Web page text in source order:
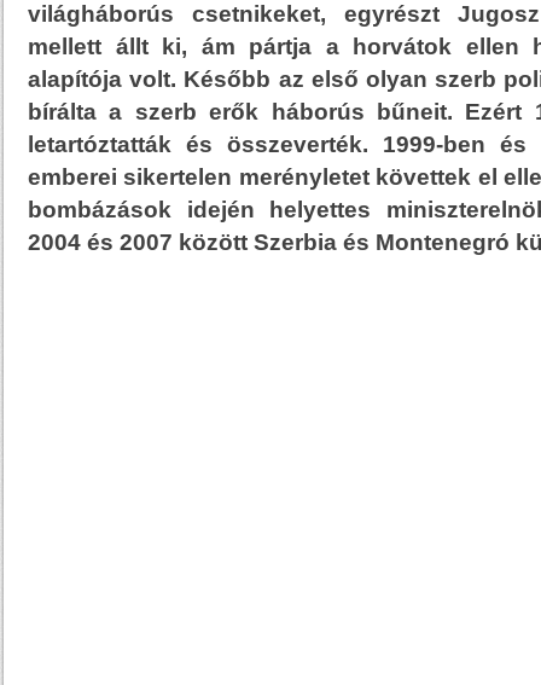
világháborús csetnikeket, egyrészt
mellett állt ki, ám pártja a horvátok ellen
alapítója volt. Később az első olyan szerb
bírálta a szerb erők háborús bűneit. Ezért
letartóztatták és összeverték. 1999-ben és
emberei sikertelen merényletet követtek el
bombázások idején helyettes
2004 és 2007 között Szerbia és Montenegró